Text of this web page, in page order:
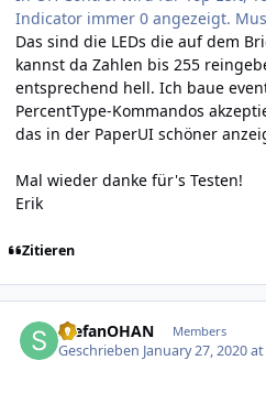
Indicator immer 0 angezeigt.
Das sind die LEDs die auf dem
kannst da Zahlen bis 255
entsprechend hell. Ich baue
PercentType-Kommandos
das in der PaperUI schöner
Mal wieder danke für's Testen!
Erik
Zitieren
StefanOHAN Members
Geschrieben January 27, 2020